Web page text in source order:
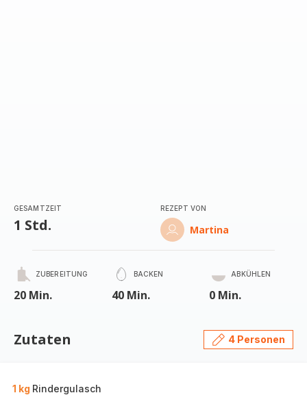
GESAMTZEIT
1 Std.
REZEPT VON
Martina
ZUBEREITUNG
20 Min.
BACKEN
40 Min.
ABKÜHLEN
0 Min.
Zutaten 4 Personen
1 kg Rindergulasch